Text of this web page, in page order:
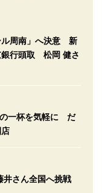
ル周南」へ決意 新
行頭取 松岡 健さ
の一杯を気軽に だ
さん全国へ挑戦